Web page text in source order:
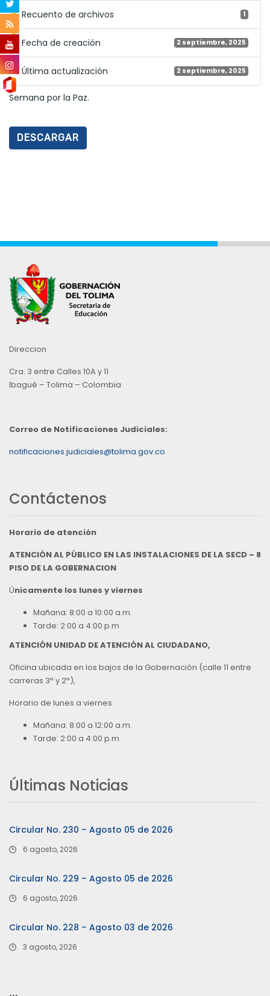
Recuento de archivos 1
Fecha de creación 2 septiembre, 2025
Última actualización 2 septiembre, 2025
Semana por la Paz.
DESCARGAR
Direccion
Cra. 3 entre Calles 10A y 11
Ibagué – Tolima – Colombia
Correo de Notificaciones Judiciales:
notificaciones.judiciales@tolima.gov.co
Contáctenos
Horario de atención
ATENCIÓN AL PÚBLICO EN LAS INSTALACIONES DE LA SECD – 8
PISO DE LA GOBERNACION
Únicamente los lunes y viernes
Mañana: 8:00 a 10:00 a.m.
Tarde: 2:00 a 4:00 p.m
ATENCIÓN UNIDAD DE ATENCIÓN AL CIUDADANO,
Oficina ubicada en los bajos de la Gobernación (calle 11 entre
carreras 3ª y 2ª),
Horario de lunes a viernes
Mañana: 8:00 a 12:00 a.m.
Tarde: 2:00 a 4:00 p.m
Últimas Noticias
Circular No. 230 – Agosto 05 de 2026
6 agosto, 2026
Circular No. 229 – Agosto 05 de 2026
6 agosto, 2026
Circular No. 228 – Agosto 03 de 2026
3 agosto, 2026
…